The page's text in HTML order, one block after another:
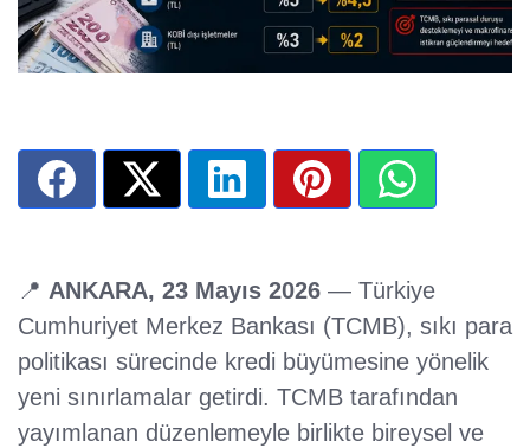
📍 ANKARA, 23 Mayıs 2026 — Türkiye
Cumhuriyet Merkez Bankası (TCMB), sıkı para
politikası sürecinde kredi büyümesine yönelik
yeni sınırlamalar getirdi. TCMB tarafından
yayımlanan düzenlemeyle birlikte bireysel ve